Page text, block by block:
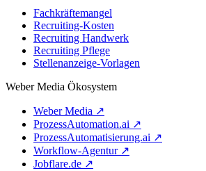
Fachkräftemangel
Recruiting-Kosten
Recruiting Handwerk
Recruiting Pflege
Stellenanzeige-Vorlagen
Weber Media Ökosystem
Weber Media ↗
ProzessAutomation.ai ↗
ProzessAutomatisierung.ai ↗
Workflow-Agentur ↗
Jobflare.de ↗